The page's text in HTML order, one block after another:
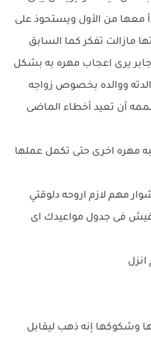
معها من الأول ويستحوذ على
مازالت تفكر كما السابق
جابر يرى اعجاب مهره به بشكل
ووالده بخصوص زواجه
أن تعيد أخطاء الماضى
مهره اخرى حتى تكمل عملها
مهم لازم اروحه دلوقتي
فى جدول مواعيدك اى
انزل
وشكوكها إنه ذهب ليقابل